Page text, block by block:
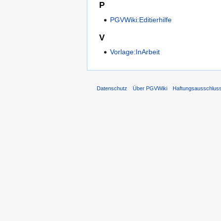
P
PGVWiki:Editierhilfe
V
Vorlage:InArbeit
Datenschutz Über PGVWiki